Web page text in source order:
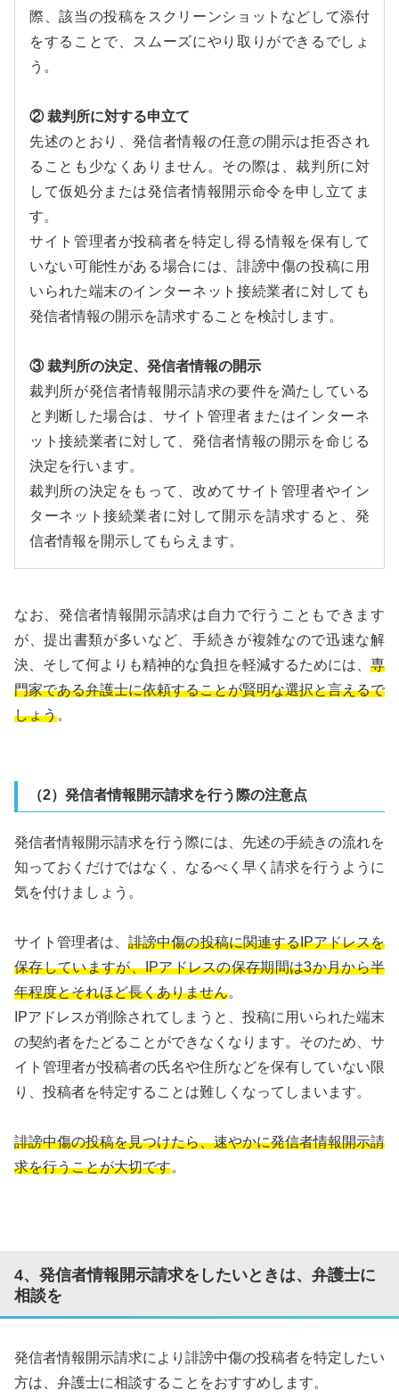
際、該当の投稿をスクリーンショットなどして添付
をすることで、スムーズにやり取りができるでしょ
う。
② 裁判所に対する申立て
先述のとおり、発信者情報の任意の開示は拒否され
ることも少なくありません。その際は、裁判所に対
して仮処分または発信者情報開示命令を申し立てま
す。
サイト管理者が投稿者を特定し得る情報を保有して
いない可能性がある場合には、誹謗中傷の投稿に用
いられた端末のインターネット接続業者に対しても
発信者情報の開示を請求することを検討します。
③ 裁判所の決定、発信者情報の開示
裁判所が発信者情報開示請求の要件を満たしている
と判断した場合は、サイト管理者またはインターネ
ット接続業者に対して、発信者情報の開示を命じる
決定を行います。
裁判所の決定をもって、改めてサイト管理者やイン
ターネット接続業者に対して開示を請求すると、発
信者情報を開示してもらえます。
なお、発信者情報開示請求は自力で行うこともできます
が、提出書類が多いなど、手続きが複雑なので迅速な解
決、そして何よりも精神的な負担を軽減するためには、 専
門家である弁護士に依頼することが賢明な選択と言えるで
しょう。
（2）発信者情報開示請求を行う際の注意点
発信者情報開示請求を行う際には、先述の手続きの流れを
知っておくだけではなく、なるべく早く請求を行うように
気を付けましょう。
サイト管理者は、誹謗中傷の投稿に関連するIPアドレスを
保存していますが、IPアドレスの保存期間は3か月から半
年程度とそれほど長くありません。
IPアドレスが削除されてしまうと、投稿に用いられた端末
の契約者をたどることができなくなります。そのため、サ
イト管理者が投稿者の氏名や住所などを保有していない限
り、投稿者を特定することは難しくなってしまいます。
誹謗中傷の投稿を見つけたら、速やかに発信者情報開示請
求を行うことが大切です。
4、発信者情報開示請求をしたいときは、弁護士に
相談を
発信者情報開示請求により誹謗中傷の投稿者を特定したい
方は、弁護士に相談することをおすすめします。